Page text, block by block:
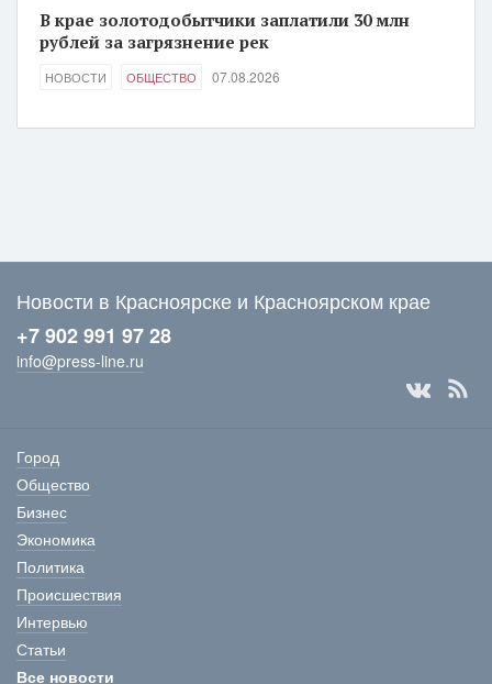
В крае золотодобытчики заплатили 30 млн
рублей за загрязнение рек
НОВОСТИ ОБЩЕСТВО 07.08.2026
Новости в Красноярске и Красноярском крае
+7 902 991 97 28
info@press-line.ru
Город
Общество
Бизнес
Экономика
Политика
Происшествия
Интервью
Статьи
Все новости